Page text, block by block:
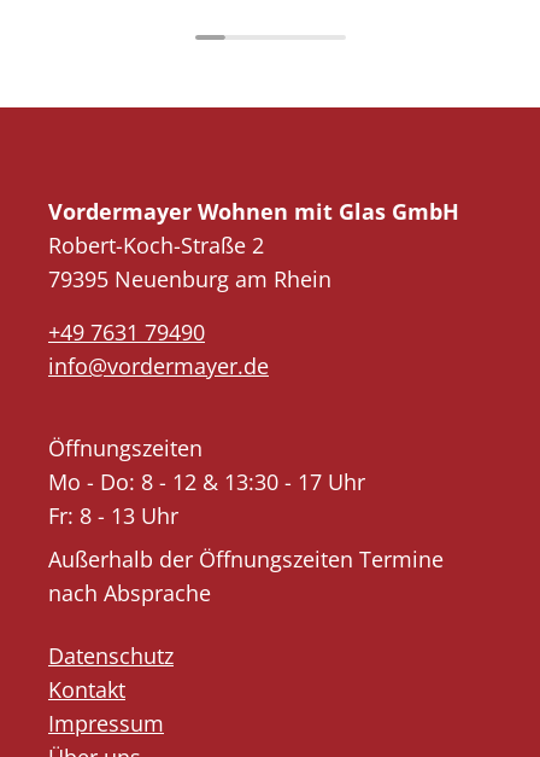
Vordermayer Wohnen mit Glas GmbH
Robert-Koch-Straße 2
79395 Neuenburg am Rhein
+49 7631 79490
info@vordermayer.de
Öffnungszeiten
Mo - Do: 8 - 12 & 13:30 - 17 Uhr
Fr: 8 - 13 Uhr
Außerhalb der Öffnungszeiten Termine
nach Absprache
Datenschutz
Kontakt
Impressum